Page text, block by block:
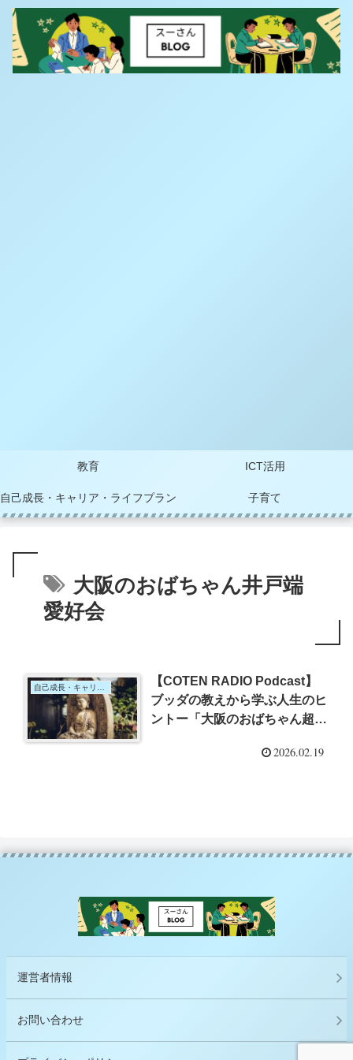
教育 ICT活用
自己成長・キャリア・ライフプラン 子育て
大阪のおばちゃん井戸端
愛好会
【COTEN RADIO Podcast】
ブッダの教えから学ぶ人生のヒ
ントー「大阪のおばちゃん超訳
ゃん井戸端愛好会 、釈 徹宗）
2026.02.19
運営者情報
お問い合わせ